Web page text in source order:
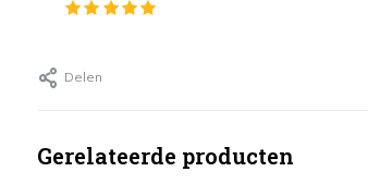
Delen
Gerelateerde producten